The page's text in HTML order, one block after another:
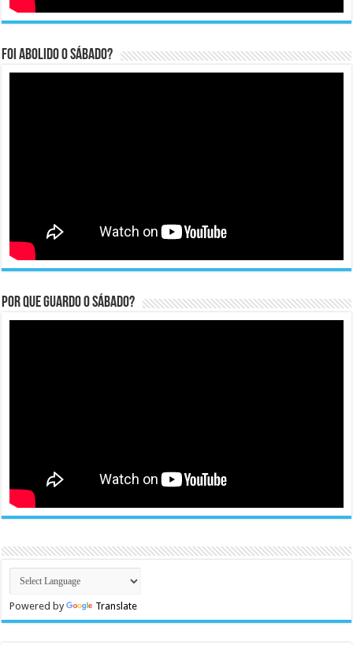
Foi abolido o sábado?
Por que guardo o Sábado?
Powered by Translate